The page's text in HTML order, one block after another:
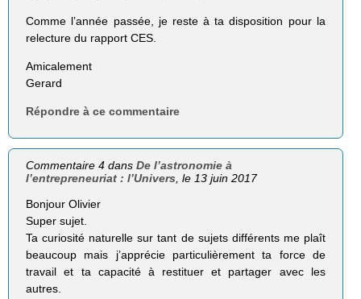
Comme l’année passée, je reste à ta disposition pour la
relecture du rapport CES.
Amicalement
Gerard
Répondre à ce commentaire
Commentaire 4 dansDe l’astronomie à
l’entrepreneuriat : l’Univers , le 13 juin 2017
Bonjour Olivier
Super sujet.
Ta curiosité naturelle sur tant de sujets différents me plaît
beaucoup mais j’apprécie particulièrement ta force de
travail et ta capacité à restituer et partager avec les
autres.